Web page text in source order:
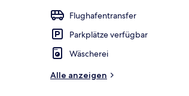
Flughafentransfer
Parkplätze verfügbar
Wäscherei
Alle anzeigen